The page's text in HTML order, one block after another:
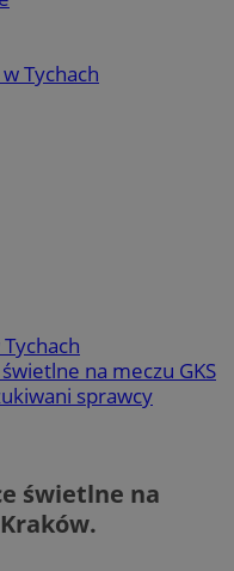
Tychach
na meczu GKS
sprawcy
świetlne na